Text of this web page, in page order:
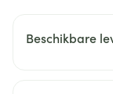
Beschikbare